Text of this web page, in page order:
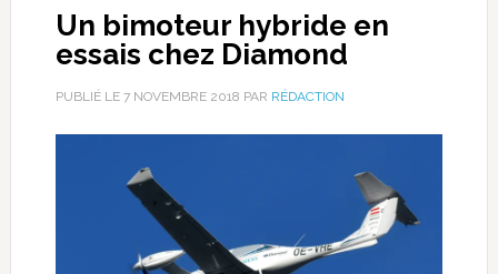
Un bimoteur hybride en
essais chez Diamond
PUBLIÉ LE 7 NOVEMBRE 2018 PAR RÉDACTION